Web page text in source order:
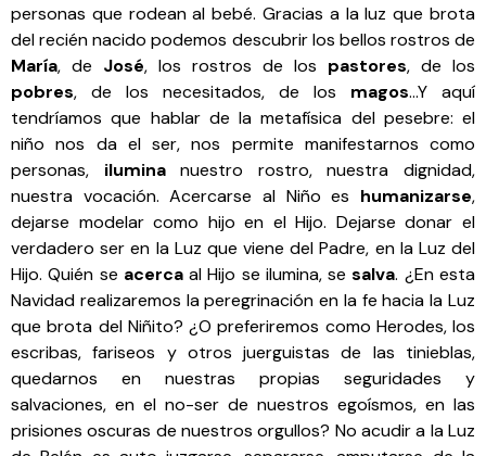
personas que rodean al bebé. Gracias a la luz que brota
del recién nacido podemos descubrir los bellos rostros de
María, de José, los rostros de los pastores, de los
pobres, de los necesitados, de los magos…Y aquí
tendríamos que hablar de la metafísica del pesebre: el
niño nos da el ser, nos permite manifestarnos como
personas, iluminanuestro rostro, nuestra dignidad,
nuestra vocación. Acercarse al Niño es humanizarse,
dejarse modelar como hijo en el Hijo. Dejarse donar el
verdadero ser en la Luz que viene del Padre, en la Luz del
Hijo. Quién se acercaal Hijo se ilumina, sesalva. ¿En esta
Navidad realizaremos la peregrinación en la fe hacia la Luz
que brota del Niñito? ¿O preferiremos como Herodes, los
escribas, fariseos y otros juerguistas de las tinieblas,
quedarnos en nuestras propias seguridades y
salvaciones, en el no-ser de nuestros egoísmos, en las
prisiones oscuras de nuestros orgullos? No acudir a la Luz